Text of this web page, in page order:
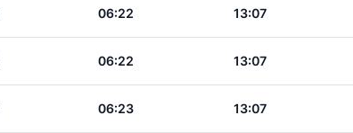
06:22 13:07
06:22 13:07
06:23 13:07